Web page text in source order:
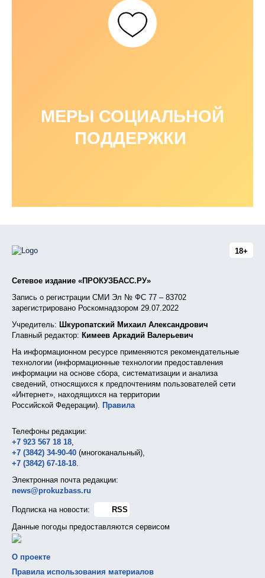
МЕРЫ СОЦИАЛЬНОЙ
ПОДДЕРЖКИ
18+
Сетевое издание «ПРОКУЗБАСС.РУ»
Запись о регистрации СМИ Эл № ФС 77 – 83702
зарегистрировано Роскомнадзором 29.07.2022
Учредитель: Шкуропатский Михаил Александрович
Главный редактор: Кимеев Аркадий Валерьевич
На информационном ресурсе применяются рекомендательные
технологии (информационные технологии предоставления
информации на основе сбора, систематизации и анализа
сведений, относящихся к предпочтениям пользователей сети
«Интернет», находящихся на территории
Российской Федерации). Правила
Телефоны редакции:
+7 923 567 18 18,
+7 (3842) 34-90-40 (многоканальный),
+7 (3842) 67-18-18.
Электронная почта редакции:
news@prokuzbass.ru
Подписка на новости:
RSS
Данные погоды предоставляются сервисом
О проекте
Правила использования материалов